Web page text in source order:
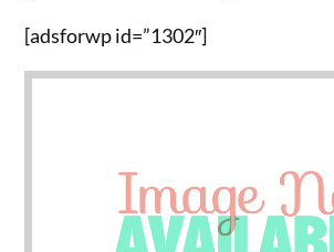
[adsforwp id=”1302″]